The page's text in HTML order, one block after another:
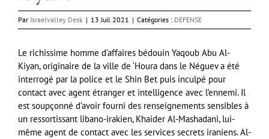
Par Israelvalley Desk | 13 Juil 2021 | Catégories : DEFENSE
Le richissime homme d’affaires bédouin Yaqoub Abu Al-
Kiyan, originaire de la ville de ‘Houra dans le Néguev a été
interrogé par la police et le Shin Bet puis inculpé pour
contact avec agent étranger et intelligence avec l’ennemi. Il
est soupçonné d’avoir fourni des renseignements sensibles à
un ressortissant libano-irakien, Khaider Al-Mashadani, lui-
même agent de contact avec les services secrets iraniens. Al-